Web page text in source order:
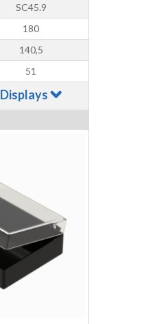
SC45.9
180
140,5
51
Displays